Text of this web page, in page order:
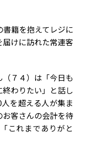
籍を抱えてレジに
けに訪れた常連客
７４）は「今日も
わりたい」と話し
を超える人が集ま
客さんの会計を待
これまでありがと